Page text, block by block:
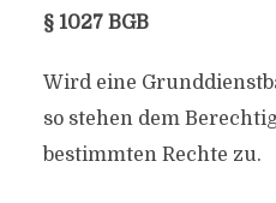
§ 1027 BGB
Wird eine
so stehen dem
bestimmten Rechte zu.